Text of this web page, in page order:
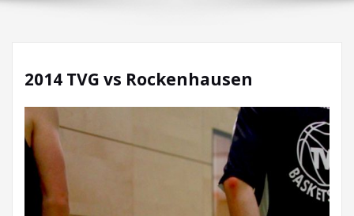
2014 TVG vs Rockenhausen